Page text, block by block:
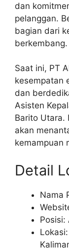
dan
pelanggan.
bagian dari
berkembang.
Saat ini, PT
kesempatan
dan
Asisten
Barito Utara.
akan
kemampuan
Detail
Nama
Posisi: